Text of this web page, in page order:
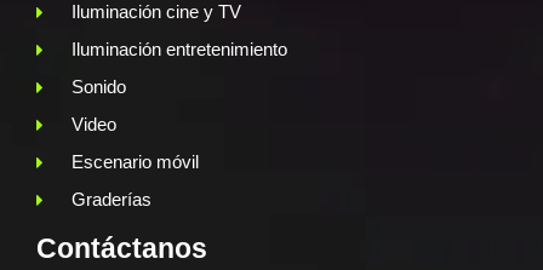
Iluminación cine y TV
Iluminación entretenimiento
Sonido
Video
Escenario móvil
Graderías
Contáctanos